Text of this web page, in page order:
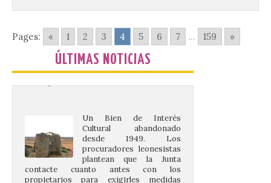
Pages: « 1 2 3 4 5 6 7 ... 159 »
ÚLTIMAS NOTICIAS
castillo del Asmesnal, un
BIC en estado de ruina
7 Ago 2026
Un Bien de Interés
procuradores leonesistas
plantean que la Junta
contacte cuanto antes con los
propietarios para exigirles medidas
inmediatas que frenen el deterioro y el
riesgo de colapso. Los procuradores de
Unión del Pueblo […]